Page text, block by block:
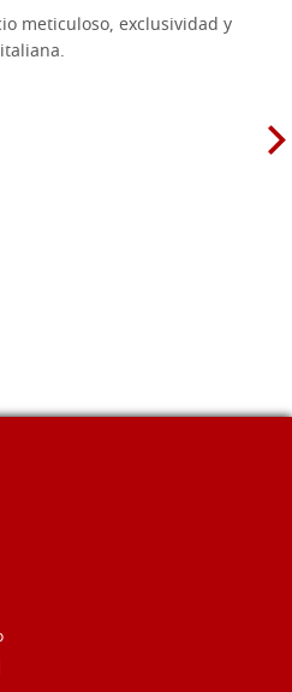
meticuloso, exclusividad y